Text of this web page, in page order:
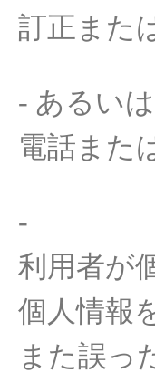
訂正 また
- あるいは
電話 また
-
利用者が
個人情報
また誤っ